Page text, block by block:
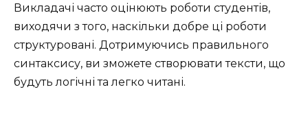
Викладачі часто оцінюють роботи студентів,
виходячи з того, наскільки добре ці роботи
структуровані. Дотримуючись правильного
синтаксису, ви зможете створювати тексти, що
будуть логічні та легко читані.